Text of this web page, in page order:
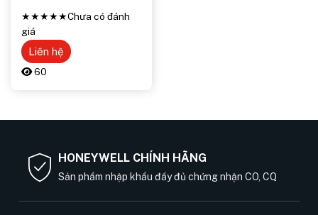
bảo vệ thính giác hiệu
quả
★★★★★Chưa có đánh
giá
Liên hệ
60
HONEYWELL CHÍNH HÃNG
Sản phẩm nhập khẩu đầy đủ chứng nhận CO, CQ